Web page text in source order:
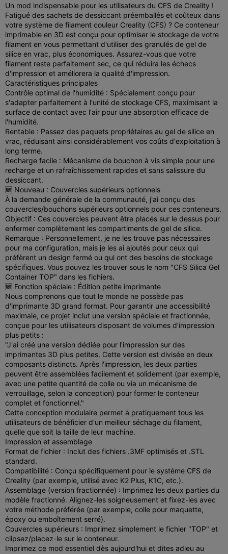
Un mod indispensable pour les utilisateurs du CFS de Creality !
Fatigué des sachets de dessiccant préemballés et coûteux dans
votre système de filament couleur Creality (CFS) ? Ce conteneur
imprimable en 3D est conçu pour optimiser le stockage de votre
filament en vous permettant d'utiliser des granulés de gel de
silice en vrac, plus économiques. Assurez-vous que votre
filament reste parfaitement sec, ce qui réduira les échecs
d'impression et améliorera la qualité d'impression.
Caractéristiques principales
Contrôle optimal de l'humidité : Spécialement conçu pour
s'adapter parfaitement à l'unité de stockage CFS, maximisant la
surface de contact avec l'air pour une absorption efficace de
l'humidité.
Rentable : Passez des paquets propriétaires au gel de silice en
vrac, réduisant ainsi considérablement vos coûts d'exploitation à
long terme.
Recharge facile : Mécanisme de bouchon à vis simple pour une
recharge et un rafraîchissement rapides et sans salissure du
dessiccant.
🆕 Nouveau : Couvercles supérieurs optionnels
À la demande générale de la communauté, j'ai conçu des
couvercles/bouchons supérieurs optionnels pour ces conteneurs.
Objectif : Ces couvercles peuvent être placés sur le dessus pour
enfermer complètement les compartiments de gel de silice.
Remarque : Personnellement, je ne les trouve pas nécessaires
pour ma configuration, mais je les ai ajoutés pour ceux qui
préfèrent un design fermé ou qui ont des besoins de stockage
spécifiques. Vous pouvez les trouver sous le nom "CFS Silica Gel
Container TOP" dans les fichiers.
🆕 Fonction spéciale : Édition petite imprimante
Nous comprenons que tout le monde ne possède pas
d'imprimante 3D grand format. Pour garantir une accessibilité
maximale, ce projet inclut une version spéciale et fractionnée,
conçue pour les utilisateurs disposant de volumes d'impression
plus petits :
"J'ai créé une version dédiée pour l'impression sur des
imprimantes 3D plus petites. Cette version est divisée en deux
composants distincts. Après l'impression, les deux parties
peuvent être assemblées facilement et solidement (par exemple,
avec une petite quantité de colle ou via un mécanisme de
verrouillage, selon la conception) pour former le conteneur
complet et fonctionnel."
Cette conception modulaire permet à pratiquement tous les
utilisateurs de bénéficier d'un meilleur séchage du filament,
quelle que soit la taille de leur machine.
Impression et assemblage
Format de fichier : Inclut des fichiers .3MF optimisés et .STL
standard.
Compatibilité : Conçu spécifiquement pour le système CFS de
Creality (par exemple, utilisé avec K2 Plus, K1C, etc.).
Assemblage (version fractionnée) : Imprimez les deux parties du
modèle fractionné. Alignez-les soigneusement et fixez-les avec
votre méthode préférée (par exemple, colle pour maquette,
époxy ou emboîtement serré).
Couvercles supérieurs : Imprimez simplement le fichier "TOP" et
clipsez/placez-le sur le conteneur.
Imprimez ce mod essentiel dès aujourd'hui et dites adieu au